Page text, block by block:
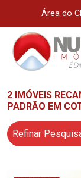
Área do
2 IMÓVEIS
PADRÃO EM
Refinar